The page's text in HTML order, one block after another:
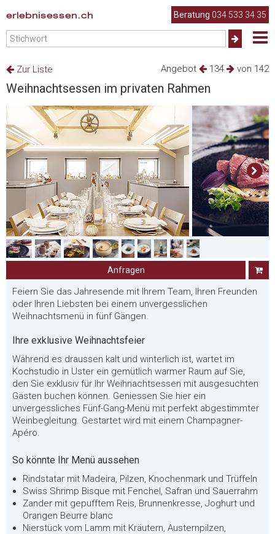
erlebnisessen.ch Beratung 034 533 34 35
Angebot 134 von 142
Zur Liste
Weihnachtsessen im privaten Rahmen
Anfragen
Feiern Sie das Jahresende mit Ihrem Team, Ihren Freunden
oder Ihren Liebsten bei einem unvergesslichen
Weihnachtsmenü in fünf Gängen.
Ihre exklusive Weihnachtsfeier
Während es draussen kalt und winterlich ist, wartet im
Kochstudio in Uster ein gemütlich warmer Raum auf Sie,
den Sie exklusiv für Ihr Weihnachtsessen mit ausgesuchten
Gästen buchen können. Geniessen Sie hier ein
unvergessliches Fünf-Gang-Menü mit perfekt abgestimmter
Weinbegleitung. Gestartet wird mit einem Champagner-
Apéro.
So könnte Ihr Menü aussehen
Rindstatar mit Madeira, Pilzen, Knochenmark und Trüffeln
Swiss Shrimp Bisque mit Fenchel, Safran und Sauerrahm
Zander mit gepufftem Reis, Brunnenkresse, Joghurt und
Orangen Beurre blanc
Nierstück vom Lamm mit Kräutern, Austernpilzen,